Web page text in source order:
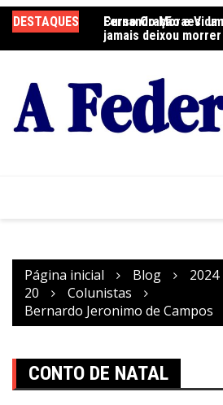
para
o
DESTAQUES
Fernando Moraes:
jamais deixou morrer
Curso Oração e Vida
Página inicial Blog 2024
20
Colunistas
Bernardo Jeronimo de Campos
CONTO DE NATAL